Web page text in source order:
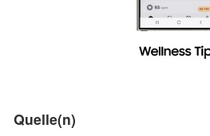
Quelle(n)